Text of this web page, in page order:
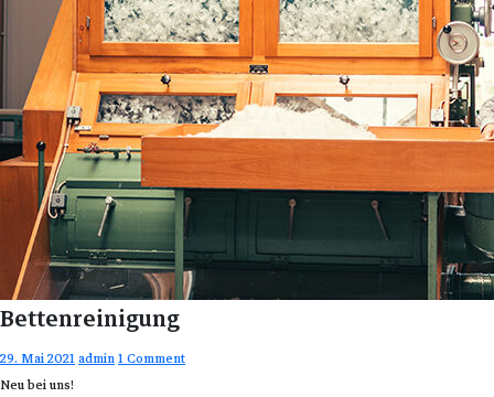
Bettenreinigung
29. Mai 2021admin1 Comment
Neu bei uns!